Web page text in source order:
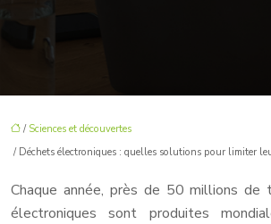
/ Sciences et découvertes
/ Déchets électroniques : quelles solutions pour limiter
Chaque année, près de 50 millions de
électroniques sont produites